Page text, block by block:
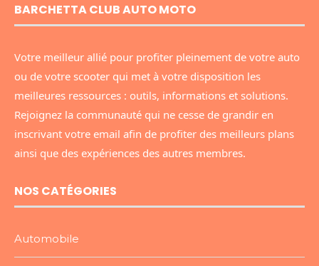
BARCHETTA CLUB AUTO MOTO
Votre meilleur allié pour profiter pleinement de votre auto
ou de votre scooter qui met à votre disposition les
meilleures ressources : outils, informations et solutions.
Rejoignez la communauté qui ne cesse de grandir en
inscrivant votre email afin de profiter des meilleurs plans
ainsi que des expériences des autres membres.
NOS CATÉGORIES
Automobile